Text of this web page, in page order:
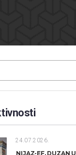
24.07.2026.
NIJAZ-EF. DUZAN U